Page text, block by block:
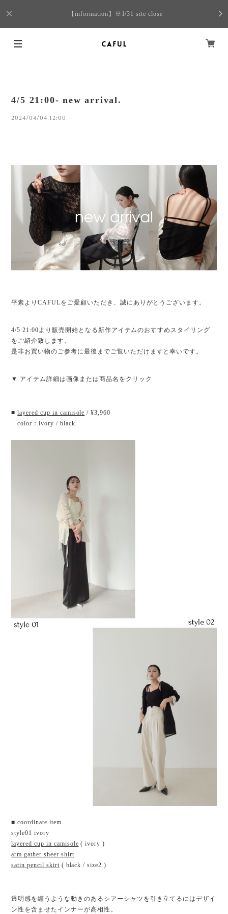
【information】※1/31 site close
4/5 21:00- new arrival.
2024/04/04 12:00
平素よりCAFULをご愛顧いただき、誠にありがとうございます。
4/5 21:00より販売開始となる新作アイテムのおすすめスタイリング
をご紹介致します。
是非お買い物のご参考に最後までご覧いただけますと幸いです。
▼ アイテム詳細は画像または商品名をクリック
■layered cup in camisole / ¥3,960
color：ivory / black
■ coordinate item
style01 ivory
layered cup in camisole ( ivory )
arm gather sheer shirt
satin pencil skirt ( black / size2 )
透明感を纏うような動きのあるシアーシャツを引き立てるにはデザイ
ン性を含ませたインナーが高相性。